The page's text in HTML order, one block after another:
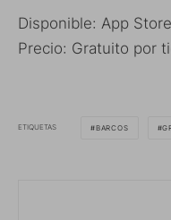
Disponible: App
Precio: Gratuito por
ETIQUETAS BARCOS